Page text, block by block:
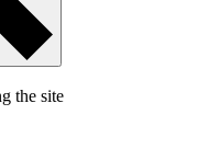
the site